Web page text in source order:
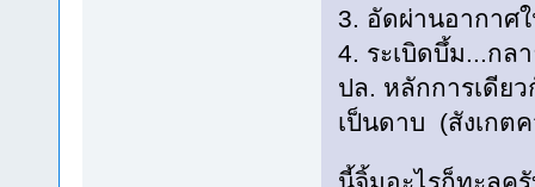
3. อัดผ่านอากาศ
4. ระเบิดบึ้ม...กล
ปล. หลักการเดีย
เป็นดาบ (สังเกต